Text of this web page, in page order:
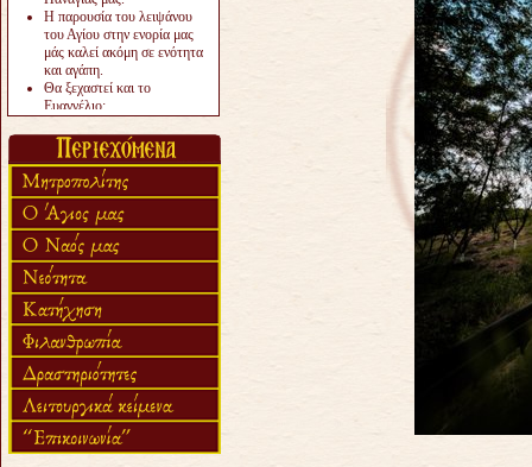
Η παρουσία του λειψάνου
του Αγίου στην ενορία μας
μάς καλεί ακόμη σε ενότητα
και αγάπη.
Θα ξεχαστεί και το
Ευαγγέλιο;
«πολύ αργά».
Ζητείται....